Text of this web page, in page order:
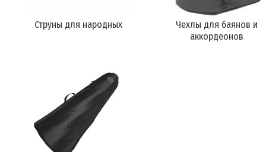
Струны для народных
Чехлы для баянов и
аккордеонов